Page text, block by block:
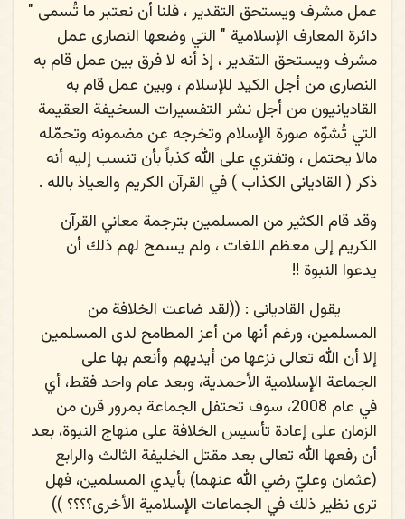
عمل مشرف ويستحق التقدير ، فلنا أن نعتبر ما تُسمى "
دائرة المعارف الإسلامية " التي وضعها النصارى عمل
مشرف ويستحق التقدير ، إذ أنه لا فرق بين عمل قام به
النصارى من أجل الكيد للإسلام ، وبين عمل قام به
القاديانيون من أجل نشر التفسيرات السخيفة العقيمة
التي تُشوّه صورة الإسلام وتخرجه عن مضمونه وتحمّله
مالا يحتمل ، وتفتري على الله كذباً بأن تنسب إليه أنه
ذكر ( القاديانى الكذاب ) في القرآن الكريم والعياذ بالله .
وقد قام الكثير من المسلمين بترجمة معاني القرآن
الكريم إلى معظم اللغات ، ولم يسمح لهم ذلك أن
يدعوا النبوة !!
يقول القاديانى : ((لقد ضاعت الخلافة من
المسلمين، ورغم أنها من أعز المطامح لدى المسلمين
إلا أن الله تعالى نزعها من أيديهم وأنعم بها على
الجماعة الإسلامية الأحمدية، وبعد عام واحد فقط، أي
في عام 2008، سوف تحتفل الجماعة بمرور قرن من
الزمان على إعادة تأسيس الخلافة على منهاج النبوة، بعد
أن رفعها الله تعالى بعد مقتل الخليفة الثالث والرابع
(عثمان وعليّ رضي الله عنهما) بأيدي المسلمين، فهل
ترى نظير ذلك في الجماعات الإسلامية الأخرى؟؟؟؟ ))